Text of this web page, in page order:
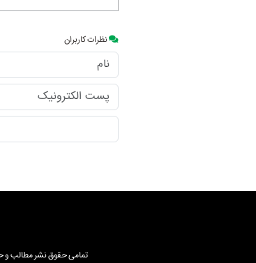
نظرات کاربران
تمامی حقوق نشر مطالب و حق کپی رایت برای وب